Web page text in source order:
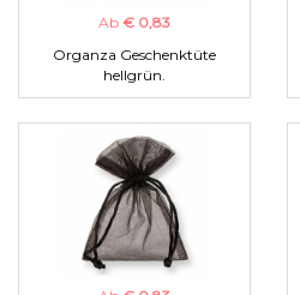
Ab € 0,83
Organza Geschenktüte
hellgrün.